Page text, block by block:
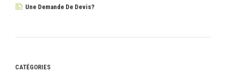
Une Demande De Devis?
CATÉGORIES